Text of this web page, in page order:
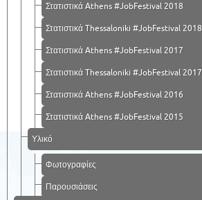
Στατιστικά Athens #JobFestival 2018
Στατιστικά Thessaloniki #JobFestival 2018
Στατιστικά Athens #JobFestival 2017
Στατιστικά Thessaloniki #JobFestival 2017
Στατιστικά Athens #JobFestival 2016
Στατιστικά Athens #JobFestival 2015
Υλικό
Φωτογραφίες
Παρουσιάσεις